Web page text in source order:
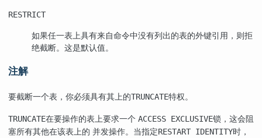
RESTRICT
如果任一表上具有来自命令中没有列出的表的外键引用，则拒
绝截断。这是默认值。
注解
要截断一个表，你必须具有其上的TRUNCATE特权。
TRUNCATE在要操作的表上要求一个 ACCESS EXCLUSIVE锁，这会阻
塞所有其他在该表上的 并发操作。当指定RESTART IDENTITY时，